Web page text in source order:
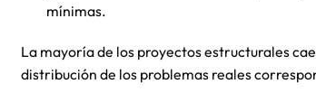
mínimas.
La mayoría de los proyectos estructurales
distribución de los problemas reales